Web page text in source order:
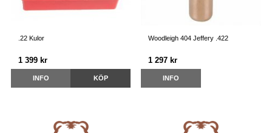
.22 Kulor
1 399 kr
INFO KÖP
Woodleigh 404 Jeffery .422
1 297 kr
INFO